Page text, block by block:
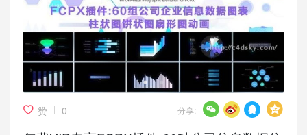
赞 0 分享: